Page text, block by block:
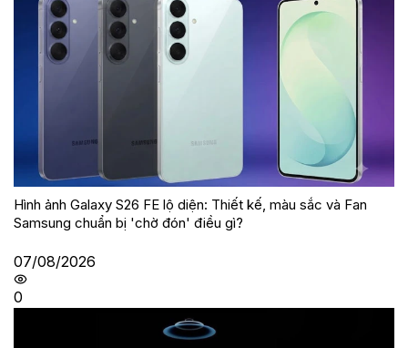
Hình ảnh Galaxy S26 FE lộ diện: Thiết kế, màu sắc và Fan
Samsung chuẩn bị 'chờ đón' điều gì?
07/08/2026
0